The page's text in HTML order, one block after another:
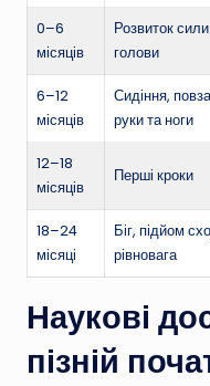
0–6
місяців
Розвиток
голови
6–12
місяців
Сидіння,
руки та ноги
12–18
місяців
Перші кроки
18–24
місяці
Біг, підйом
рівновага
Наукові
пізній